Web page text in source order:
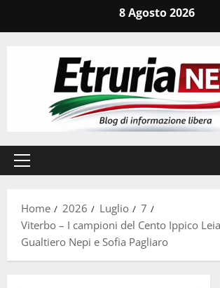
8 Agosto 2026
Menu
Home
2026 Luglio
7
Viterbo – I campioni del Cento Ippico
Gualtiero Nepi e Sofia Pagliaro